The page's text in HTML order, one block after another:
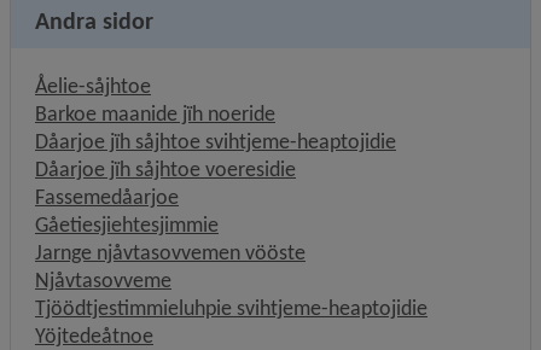
Andra sidor
Åelie-såjhtoe
Barkoe maanide jïh noeride
Dåarjoe jïh såjhtoe svihtjeme-heaptojidie
Dåarjoe jïh såjhtoe voeresidie
Fassemedåarjoe
Gåetiesjiehtesjimmie
Jarnge njåvtasovvemen vööste
Njåvtasovveme
Tjöödtjestimmieluhpie svihtjeme-heaptojidie
Yöjtedeåtnoe